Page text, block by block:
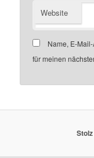
Website
Name, E-
für meinen